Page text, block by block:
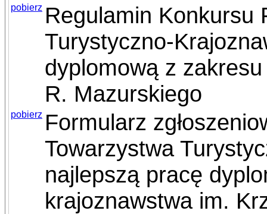
pobierz Regulamin Konkursu
Turystyczno-
dyplomową z
R. Mazurskiego
pobierz Formularz
Towarzystwa
najlepszą pracę
krajoznawstwa im.